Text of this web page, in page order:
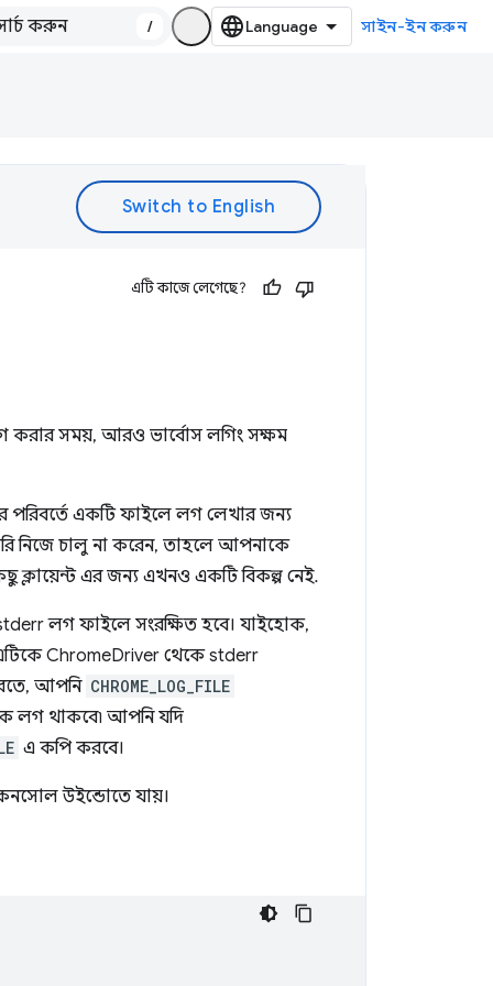
/ সাইন-ইন করুন
এটি কাজে লেগেছে?
করার সময়, আরও ভার্বোস লগিং সক্ষম
একটি ফাইলে লগ লেখার জন্য
নিজে চালু না করেন, তাহলে আপনাকে
ক্লায়েন্ট এর জন্য এখনও একটি বিকল্প নেই.
লগ ফাইলে সংরক্ষিত হবে। যাইহোক,
ChromeDriver থেকে stderr
আপনি CHROME_LOG_FILE
লগ থাকবে৷ আপনি যদি
এ কপি করবে।
উইন্ডোতে যায়।